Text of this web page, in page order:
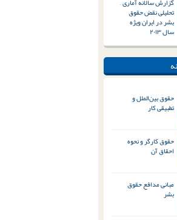
تحلیلی نقض حقوق
بشر در ایران ویژه
سال ۲۰۱۳
حقوق بین‌الملل و
تطبیقی کار
حقوق کارگر و نحوه
احقاق آن
مبانی مدافع حقوق
بشر